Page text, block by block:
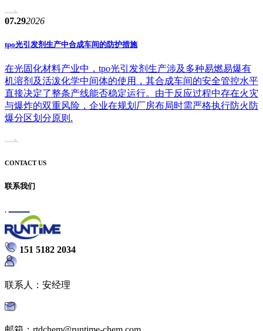
07.292026
tpo光引发剂生产中合成车间的防护措施
在光固化材料产业中，tpo光引发剂生产涉及多种易燃易爆有
机溶剂及活泼化学中间体的使用，其合成车间的安全管控水平
直接决定了整条产线能否稳定运行。由于反应过程中存在火灾
与爆炸的双重风险，企业在规划厂房布局时需严格执行防火防
爆分区划分原则.
CONTACT US
联系我们
151 5182 2034
联系人：安经理